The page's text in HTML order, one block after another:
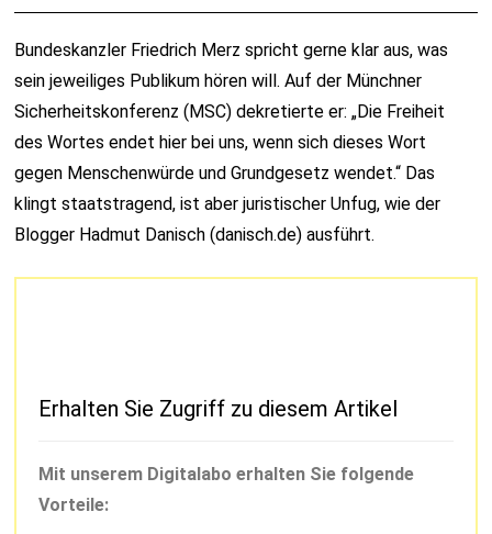
Bundeskanzler Friedrich Merz spricht gerne klar aus, was
sein jeweiliges Publikum hören will. Auf der Münchner
Sicherheitskonferenz (MSC) dekretierte er: „Die Freiheit
des Wortes endet hier bei uns, wenn sich dieses Wort
gegen Menschenwürde und Grundgesetz wendet.“ Das
klingt staatstragend, ist aber juristischer Unfug, wie der
Blogger Hadmut Danisch (danisch.de) ausführt.
Erhalten Sie Zugriff zu diesem Artikel
Mit unserem Digitalabo erhalten Sie folgende
Vorteile: